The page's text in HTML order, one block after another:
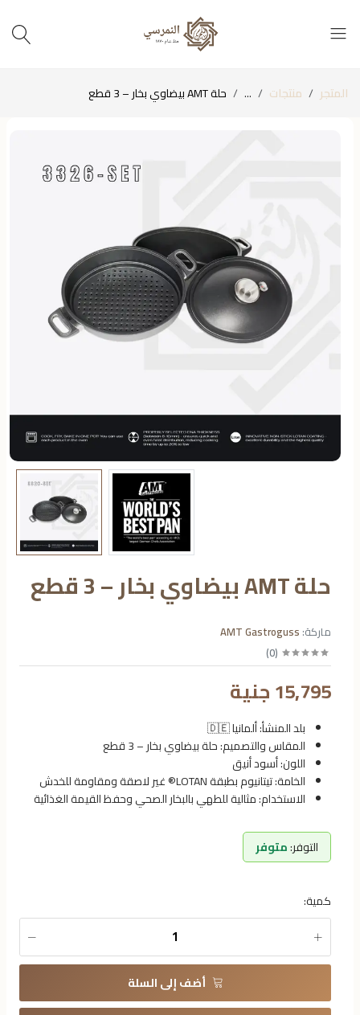
المتجر منتجات ... حلة AMT بيضاوي بخار – 3 قطع
حلة AMT بيضاوي بخار – 3 قطع
ماركة: AMT Gastroguss
(
0
)
15,795 جنية
بلد المنشأ: ألمانيا 🇩🇪
المقاس والتصميم: حلة بيضاوي بخار – 3 قطع
اللون: أسود أنيق
الخامة: تيتانيوم بطبقة LOTAN® غير لاصقة ومقاومة للخدش
الاستخدام: مثالية للطهي بالبخار الصحي وحفظ القيمة الغذائية
التوفر:متوفر
كمية:
أضف إلى السلة